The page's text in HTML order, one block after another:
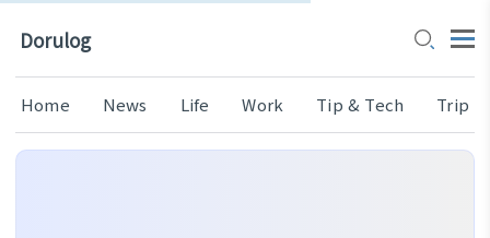
Dorulog
Home News Life Work Tip & Tech Trip